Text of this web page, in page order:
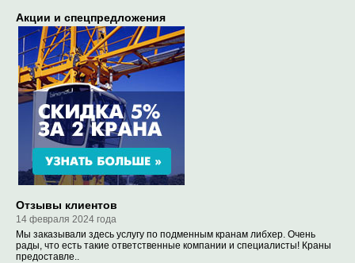
Акции и спецпредложения
Отзывы клиентов
14 февраля 2024 года
Мы заказывали здесь услугу по подменным кранам либхер. Очень
рады, что есть такие ответственные компании и специалисты! Краны
предоставле..